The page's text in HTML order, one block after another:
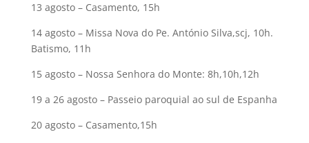
13 agosto – Casamento, 15h
14 agosto – Missa Nova do Pe. António Silva,scj, 10h.
Batismo, 11h
15 agosto – Nossa Senhora do Monte: 8h,10h,12h
19 a 26 agosto – Passeio paroquial ao sul de Espanha
20 agosto – Casamento,15h